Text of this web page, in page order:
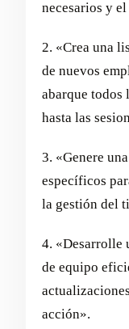
necesarios y
2. «Crea una
de nuevos
abarque todos
hasta las
3. «Genere
específicos
la gestión del
4. «Desarrolle
de equipo
acción».